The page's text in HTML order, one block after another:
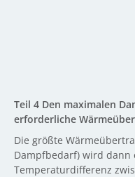
Teil 4 Den maximalen
erforderliche
Die größte
Dampfbedarf) wird dann
Temperaturdifferenz